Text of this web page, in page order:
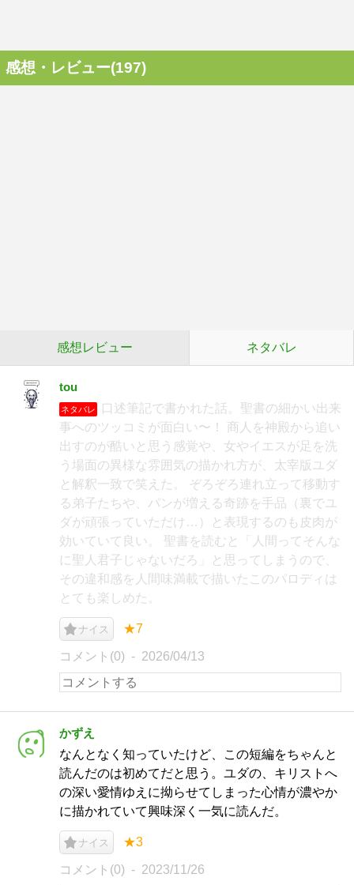
感想・レビュー(197)
感想レビュー ネタバレ
tou
ネタバレ
口述筆記で書かれた話。聖書の細かい出来
事へのツッコミが面白い〜！ 商人を神殿から追い
出すのが酷いと思う感覚や、女やイエスが足を洗
う場面の異様な雰囲気の描かれ方が、太宰版ユダ
と解釈一致で笑えた。 ぞろぞろ連れ立って移動す
る弟子たちや、パンが増える奇跡を手品（裏でユ
ダが頑張っていただけ…）と表現するのも皮肉が
効いていて良い。 聖書を読むと「人間ってそんな
に聖人君子じゃないだろ」と思ってしまうので、
その違和感を人間味満載で描いたこのパロディは
とても楽しめた。
ナイス ★7
コメント(0) 2026/04/13
かずえ
なんとなく知っていたけど、この短編をちゃんと
読んだのは初めてだと思う。ユダの、キリストへ
の深い愛情ゆえに拗らせてしまった心情が濃やか
に描かれていて興味深く一気に読んだ。
ナイス ★3
コメント(0) 2023/11/26